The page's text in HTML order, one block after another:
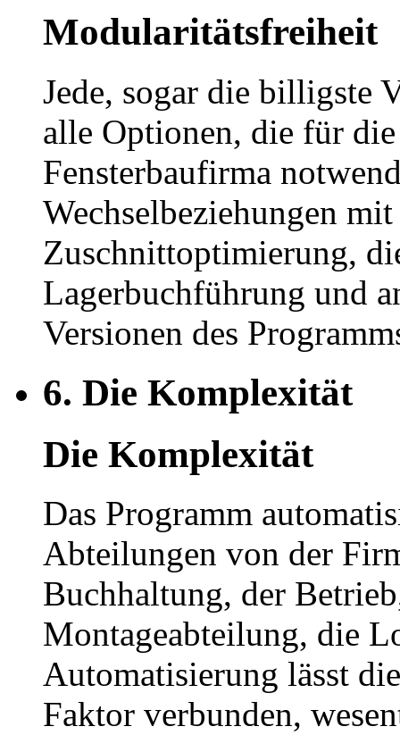
Modularitätsfreiheit
Jede, sogar die billigste
alle Optionen, die für
Fensterbaufirma
Wechselbeziehungen
Zuschnittoptimierung,
Lagerbuchführung und
Versionen des
6. Die Komplexität
Die Komplexität
Das Programm
Abteilungen von der
Buchhaltung, der
Montageabteilung, die
Automatisierung lässt
Faktor verbunden,